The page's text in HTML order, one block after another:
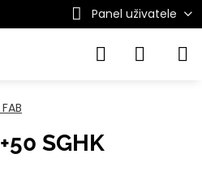
Panel uživatele
SGHK